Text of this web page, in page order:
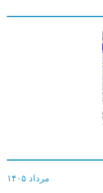
مرداد ۱۴۰۵